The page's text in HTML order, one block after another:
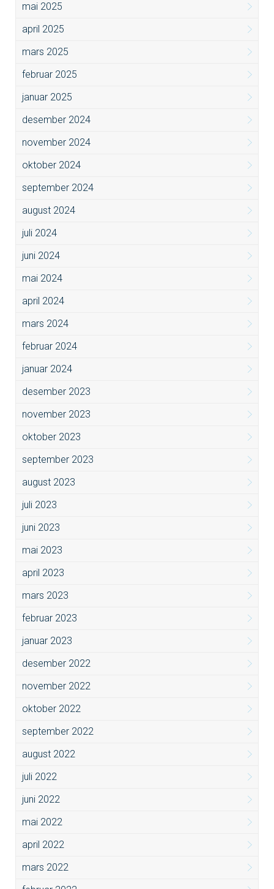
mai 2025
april 2025
mars 2025
februar 2025
januar 2025
desember 2024
november 2024
oktober 2024
september 2024
august 2024
juli 2024
juni 2024
mai 2024
april 2024
mars 2024
februar 2024
januar 2024
desember 2023
november 2023
oktober 2023
september 2023
august 2023
juli 2023
juni 2023
mai 2023
april 2023
mars 2023
februar 2023
januar 2023
desember 2022
november 2022
oktober 2022
september 2022
august 2022
juli 2022
juni 2022
mai 2022
april 2022
mars 2022